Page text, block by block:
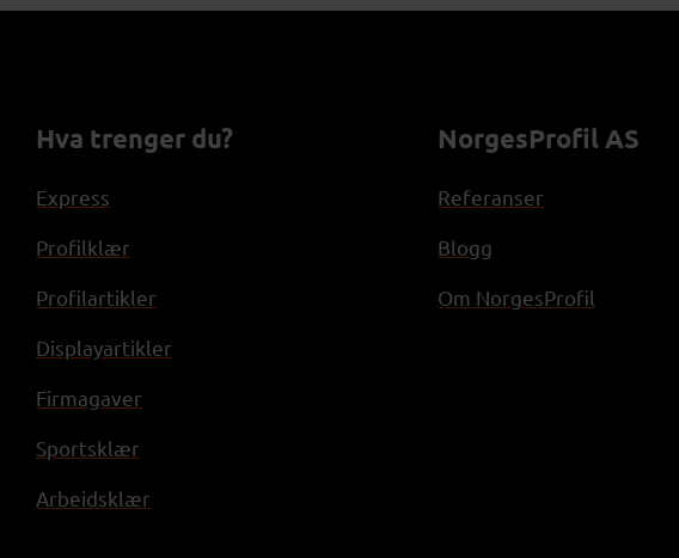
Hva trenger du?
Express
Profilklær
Profilartikler
Displayartikler
Firmagaver
Sportsklær
Arbeidsklær
NorgesProfil AS
Referanser
Blogg
Om NorgesProfil